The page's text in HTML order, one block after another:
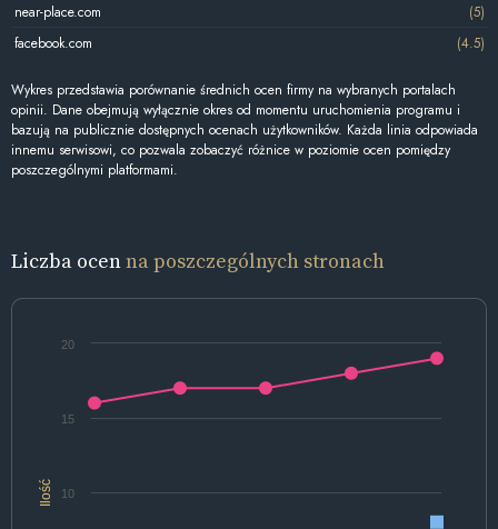
near-place.com
(5)
facebook.com
(4.5)
Wykres przedstawia porównanie średnich ocen firmy na wybranych portalach
opinii. Dane obejmują wyłącznie okres od momentu uruchomienia programu i
bazują na publicznie dostępnych ocenach użytkowników. Każda linia odpowiada
innemu serwisowi, co pozwala zobaczyć różnice w poziomie ocen pomiędzy
poszczególnymi platformami.
Liczba ocenna poszczególnych stronach
Ilość 10
15
20